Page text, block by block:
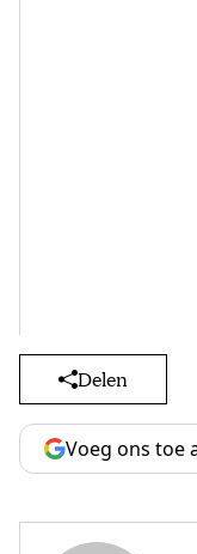
Delen
Voeg ons toe